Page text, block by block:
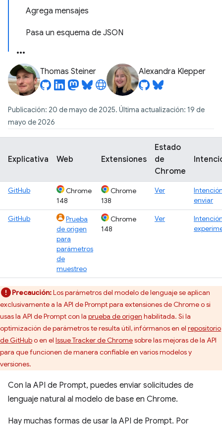
Agrega mensajes
Pasa un esquema de JSON
Thomas Steiner Alexandra Klepper
Publicación: 20 de mayo de 2025. Última actualización: 19 de
mayo de 2026
Explicativa Web Extensiones
Estado
de
Chrome
GitHub
Chrome
148
Chrome
138
Ver
enviar
GitHub
Prueba
de origen
para
parámetros
de
muestreo
Chrome
148
Ver
Precaución:Los parámetros del modelo de lenguaje se aplican
exclusivamente a la API de Prompt para extensiones de Chrome o si
usas la API de Prompt con la prueba de origen habilitada. Si la
optimización de parámetros te resulta útil, infórmanos en el repositorio
de GitHubo en el Issue Tracker de Chromesobre las mejoras de la API
para que funcionen de manera confiable en varios modelos y
versiones.
Con la API de Prompt, puedes enviar solicitudes de
lenguaje natural al modelo de base en Chrome.
Hay muchas formas de usar la API de Prompt. Por